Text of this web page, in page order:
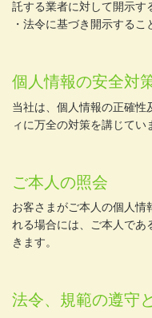
託する業者に対して開示す
・法令に基づき開示する
個人情報の安全対
当社は、個人情報の正確性
ィに万全の対策を講じてい
ご本人の照会
お客さまがご本人の個人情
れる場合には、ご本人であ
きます。
法令、規範の遵守